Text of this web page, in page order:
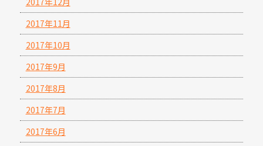
2017年11月
2017年10月
2017年9月
2017年8月
2017年7月
2017年6月